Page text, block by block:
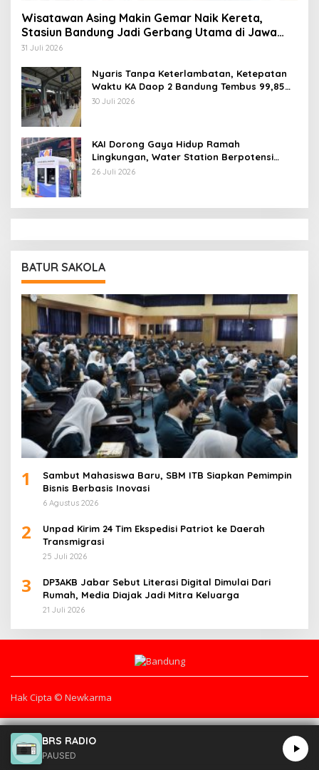
Wisatawan Asing Makin Gemar Naik Kereta,
Stasiun Bandung Jadi Gerbang Utama di Jawa
Barat
31 Juli 2026
Nyaris Tanpa Keterlambatan, Ketepatan
Waktu KA Daop 2 Bandung Tembus 99,85
Persen
30 Juli 2026
KAI Dorong Gaya Hidup Ramah
Lingkungan, Water Station Berpotensi
Kurangi 2,99 Juta Botol Plastik
26 Juli 2026
BATUR SAKOLA
1
Sambut Mahasiswa Baru, SBM ITB Siapkan Pemimpin
Bisnis Berbasis Inovasi
6 Agustus 2026
2
Unpad Kirim 24 Tim Ekspedisi Patriot ke Daerah
Transmigrasi
25 Juli 2026
3
DP3AKB Jabar Sebut Literasi Digital Dimulai Dari
Rumah, Media Diajak Jadi Mitra Keluarga
21 Juli 2026
Hak Cipta © Newkarma
BRS RADIO
PAUSED